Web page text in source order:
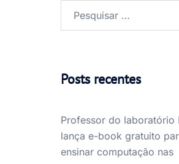
Posts recentes
Professor do laboratório
lança e-book gratuito
ensinar computação nas